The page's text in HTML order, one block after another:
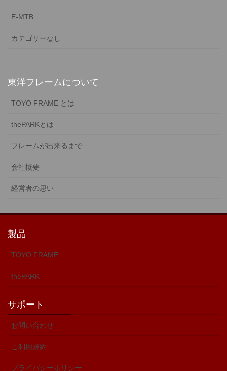
E-MTB
カテゴリーなし
東洋フレームについて
TOYO FRAME とは
thePARKとは
フレームが出来るまで
会社概要
経営者の思い
製品
TOYO FRAME
thePARK
サポート
お問い合わせ
ご利用規約
プライバシーポリシー